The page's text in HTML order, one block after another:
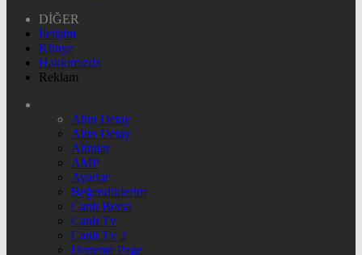
DİĞER
İletişim
Künye
Hakkımızda
Reklam
Altın Detay
Altın Detay
Altınlar
AMP
Ayarlar
Beğendiklerim
Canlı Borsa
Canlı Tv
Canlı Tv 2
Deneme Page